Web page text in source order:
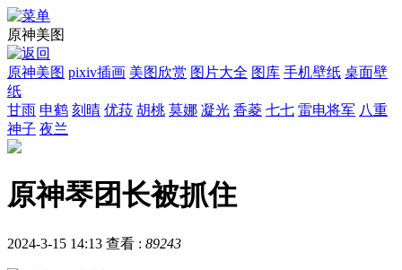
原神美图
原神美图 pixiv插画 美图欣赏 图片大全 图库 手机壁纸 桌面壁
纸
甘雨 申鹤 刻晴 优菈 胡桃 莫娜 凝光 香菱 七七 雷电将军 八重
神子 夜兰
原神琴团长被抓住
2024-3-15 14:13 查看 : 89243